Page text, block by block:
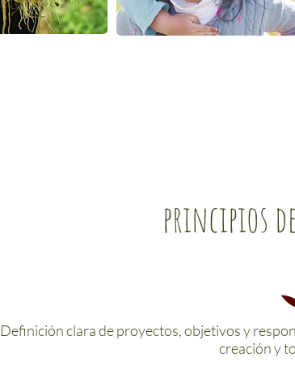
principios
Definición clara de proyectos, objetivos y
creación y